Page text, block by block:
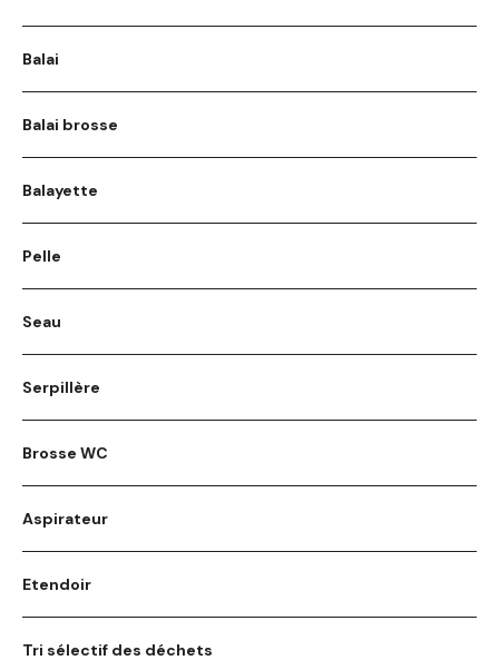
Balai
Balai brosse
Balayette
Pelle
Seau
Serpillère
Brosse WC
Aspirateur
Etendoir
Tri sélectif des déchets